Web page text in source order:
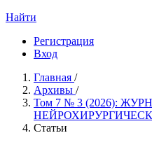
Найти
Регистрация
Вход
Главная /
Архивы /
Том 7 № 3 (2026):
Статьи